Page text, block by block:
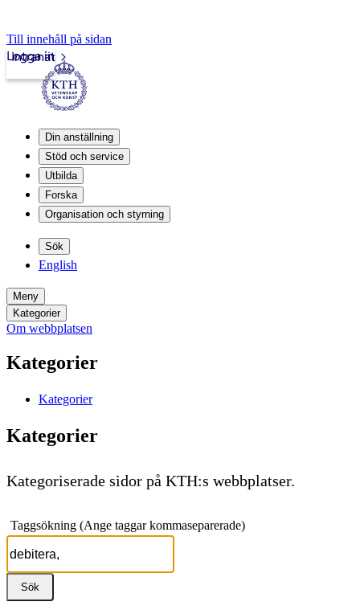
Till innehåll på sidan
Intranät
Logga in
Din anställning
Stöd och service
Utbilda
Forska
Organisation och styrning
Sök
English
Meny
Kategorier
Om webbplatsen
Kategorier
Kategorier
Kategorier
Kategoriserade sidor på KTH:s webbplatser.
Taggsökning (Ange taggar kommaseparerade)